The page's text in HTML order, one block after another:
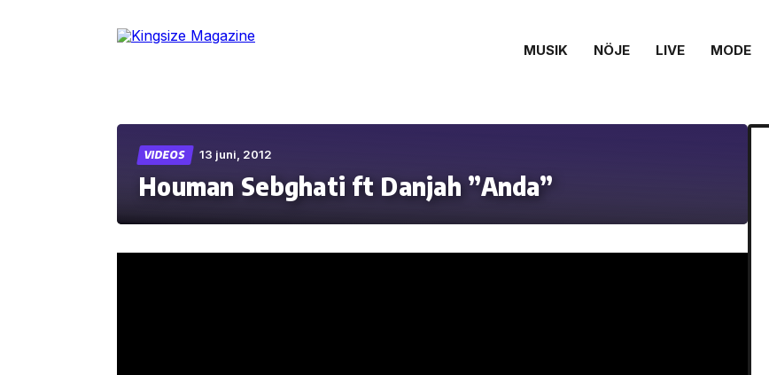
MUSIK NÖJE LIVE MODE
VIDEOS 13 juni, 2012
Houman Sebghati ft Danjah ”Anda”